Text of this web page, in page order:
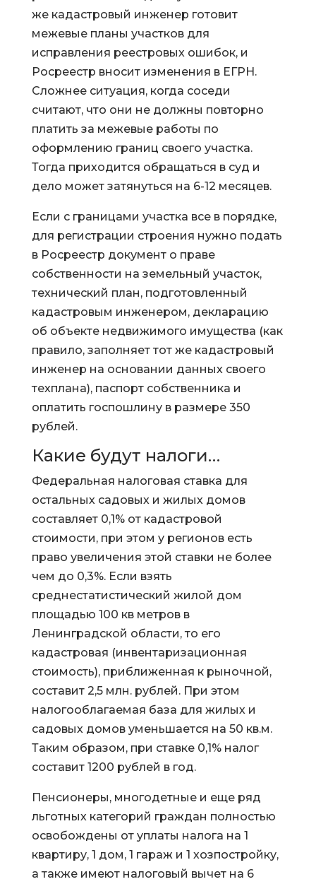
же кадастровый инженер готовит
межевые планы участков для
исправления реестровых ошибок, и
Росреестр вносит изменения в ЕГРН.
Сложнее ситуация, когда соседи
считают, что они не должны повторно
платить за межевые работы по
оформлению границ своего участка.
Тогда приходится обращаться в суд и
дело может затянуться на 6-12 месяцев.
Если с границами участка все в порядке,
для регистрации строения нужно подать
в Росреестр документ о праве
собственности на земельный участок,
технический план, подготовленный
кадастровым инженером, декларацию
об объекте недвижимого имущества (как
правило, заполняет тот же кадастровый
инженер на основании данных своего
техплана), паспорт собственника и
оплатить госпошлину в размере 350
рублей.
Какие будут налоги…
Федеральная налоговая ставка для
остальных садовых и жилых домов
составляет 0,1% от кадастровой
стоимости, при этом у регионов есть
право увеличения этой ставки не более
чем до 0,3%. Если взять
среднестатистический жилой дом
площадью 100 кв метров в
Ленинградской области, то его
кадастровая (инвентаризационная
стоимость), приближенная к рыночной,
составит 2,5 млн. рублей. При этом
налогооблагаемая база для жилых и
садовых домов уменьшается на 50 кв.м.
Таким образом, при ставке 0,1% налог
составит 1200 рублей в год.
Пенсионеры, многодетные и еще ряд
льготных категорий граждан полностью
освобождены от уплаты налога на 1
квартиру, 1 дом, 1 гараж и 1 хозпостройку,
а также имеют налоговый вычет на 6